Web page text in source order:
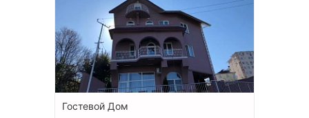
Гостевой Дом